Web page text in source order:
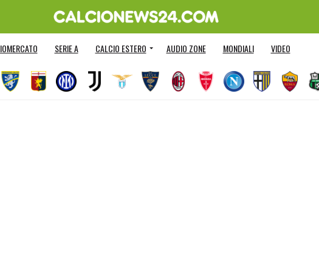
SERIE A CALCIO ESTERO AUDIO ZONE MONDIALI VIDEO